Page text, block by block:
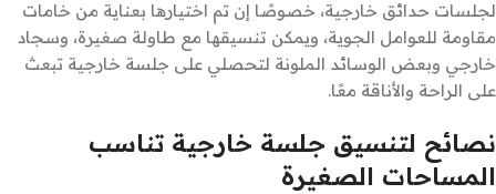
لجلسات حدائق خارجية، خصوصًا إن تم اختيارها بعناية من خامات
مقاومة للعوامل الجوية، ويمكن تنسيقها مع طاولة صغيرة، وسجاد
خارجي وبعض الوسائد الملونة لتحصلي على جلسة خارجية تبعث
على الراحة والأناقة معًا.
نصائح لتنسيق جلسة خارجية تناسب
المساحات الصغيرة